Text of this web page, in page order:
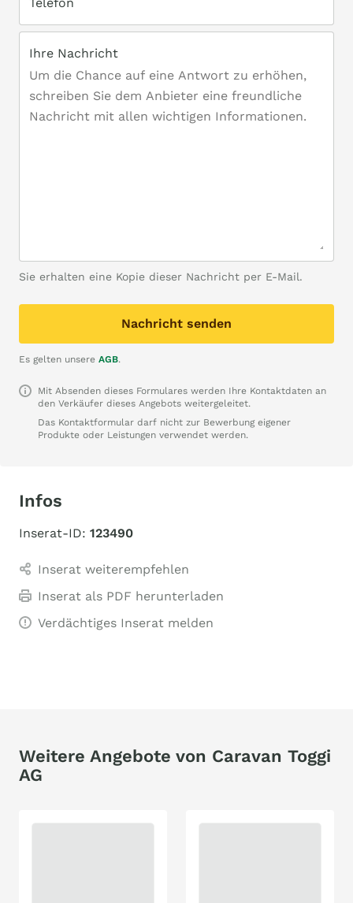
Ihre Nachricht
Sie erhalten eine Kopie dieser Nachricht per E-Mail.
Nachricht senden
Es gelten unsere AGB.
Mit Absenden dieses Formulares werden Ihre Kontaktdaten an
den Verkäufer dieses Angebots weitergeleitet.
Das Kontaktformular darf nicht zur Bewerbung eigener
Produkte oder Leistungen verwendet werden.
Infos
Inserat-ID: 123490
Inserat weiterempfehlen
Inserat als PDF herunterladen
Verdächtiges Inserat melden
Weitere Angebote von Caravan Toggi
AG